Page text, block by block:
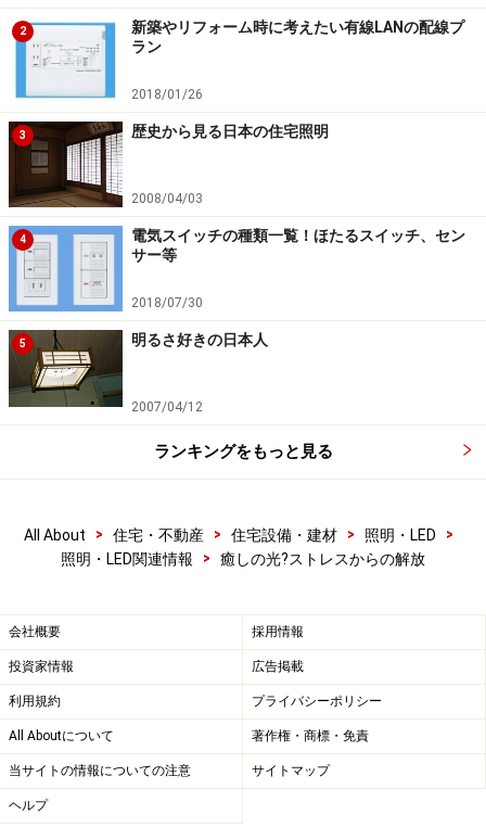
2
新築やリフォーム時に考えたい有線LANの配線プ
ラン
2018/01/26
3 歴史から見る日本の住宅照明
2008/04/03
4
電気スイッチの種類一覧！ほたるスイッチ、セン
サー等
2018/07/30
5 明るさ好きの日本人
2007/04/12
ランキングをもっと見る
All About > 住宅・不動産 > 住宅設備・建材 > 照明・LED
>
照明・LED関連情報
> 癒しの光?ストレスからの解放
会社概要 採用情報
投資家情報 広告掲載
利用規約 プライバシーポリシー
All Aboutについて 著作権・商標・免責
当サイトの情報についての注意 サイトマップ
ヘルプ